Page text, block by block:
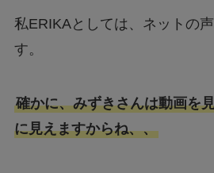
私ERIKAとしては、ネットの
す。
確かに、みずきさんは動画を
に見えますからね、、